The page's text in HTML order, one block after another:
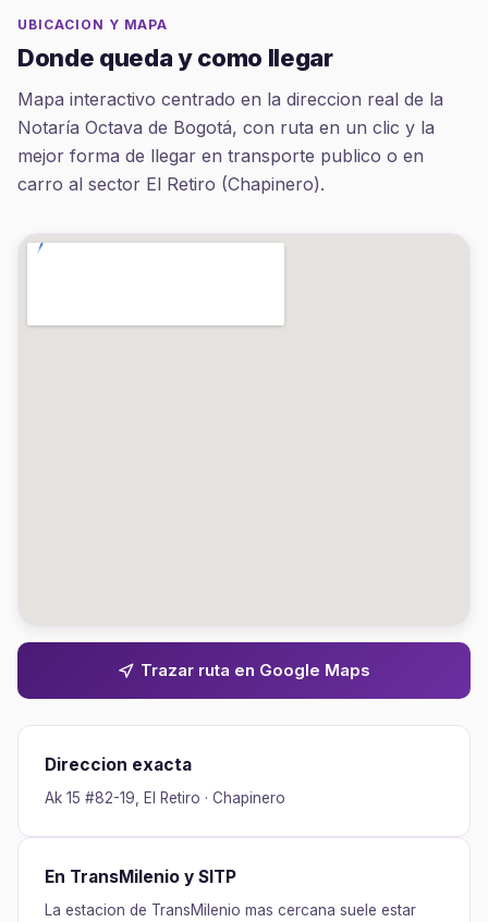
UBICACION Y MAPA
Donde queda y como llegar
Mapa interactivo centrado en la direccion real de la
Notaría Octava de Bogotá, con ruta en un clic y la
mejor forma de llegar en transporte publico o en
carro al sector El Retiro (Chapinero).
Trazar ruta en Google Maps
Direccion exacta
Ak 15 #82-19, El Retiro · Chapinero
En TransMilenio y SITP
La estacion de TransMilenio mas cercana suele estar